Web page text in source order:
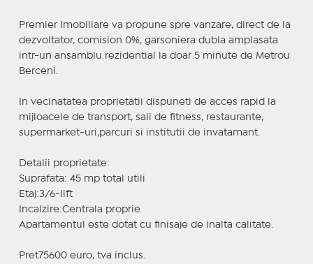
Premier Imobiliare va propune spre vanzare, direct de la
dezvoltator, comision 0%, garsoniera dubla amplasata
intr-un ansamblu rezidential la doar 5 minute de Metrou
Berceni.
In vecinatatea proprietatii dispuneti de acces rapid la
mijloacele de transport, sali de fitness, restaurante,
supermarket-uri,parcuri si institutii de invatamant.
Detalii proprietate:
Suprafata: 45 mp total utili
Etaj:3/6-lift
Incalzire:Centrala proprie
Apartamentul este dotat cu finisaje de inalta calitate.
Pret75600 euro, tva inclus.